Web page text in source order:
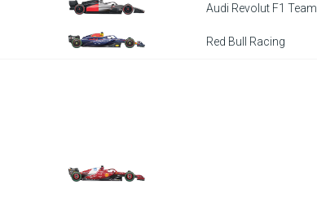
Audi Revolut F1 Team
Red Bull Racing